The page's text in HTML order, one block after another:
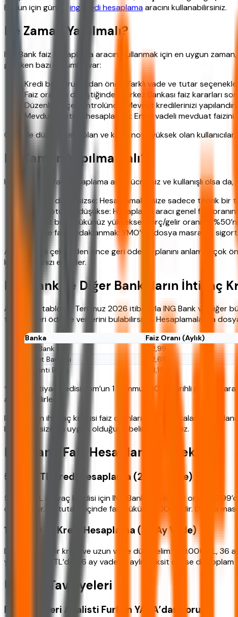
Bunun için güncel ing kredi hesaplamaaracını kullanabilirsiniz.
Ne Zaman Yapılmalı?
ING Bank faiz hesaplama aracını kullanmak için en uygun
gereken bazı durumlar var:
Kredi başvurusundan önce: Farklı vade ve tutar
Faiz oranları değiştiğinde: Merkez Bankası faiz kararları
Düzenli bütçe kontrolünde: Mevcut kredilerinizi
Mevduat getirisi hesaplarken: En iyi vadeli mevduat
Özellikle düzenli geliri olan ve kredi notu yüksek olan
Ne Zaman Yapılmamalı?
Her ne kadar faiz hesaplama aracı ücretsiz ve kullanışlı olsa
Geliriniz düzensizse: Hesaplamalar size sadece teorik
Kredi notunuz düşükse: Hesaplama aracı genel faiz
Mevcut borç yükünüz yüksekse: Borç/gelir oranınız
Sadece faize odaklanmak: YMO’yu, dosya masrafını,
Ancak kredi çekmeden önce geri ödeme planını anlamak çok
karşılaşmanızı engeller.
ING Bank ve Diğer Bankaların İhtiyaç
Aşağıdaki tabloda, Temmuz 2026 itibarıyla ING Bank ve diğer
toplam geri ödeme verilerini bulabilirsiniz. Hesaplamalarda
Banka Faiz Oranı (Aylık)
ING Bank
%2,99
Ziraat Bankası
%2,69
Garanti BBVA
%3,19
*Tablo, ihtiyackredisi.com’un 1 Temmuz 2026 tarihli piyasa
anında belirlenir.
ING Bank'ın ihtiyaç kredisi faiz oranları diğer bankalarla
bankanın size en uygun olduğunu belirleyebilirsiniz.
ING Bank Faiz Hesaplama Örnekleri
50.000 TL Kredi Hesaplama (24 Ay Vade)
50.000 TL ihtiyaç kredisi için ING Bank’ın aylık faiz oranı
olmaktadır. Bu tutarın içinde faiz yükü 21.400 TL’dir. Dosya
100.000 TL Kredi Hesaplama (36 Ay Vade)
Daha büyük bir kredi ve uzun vade düşünelim: 100.000 TL, 36
yükü 60.200 TL’dir. 36 ay vade ile aylık taksit düşse de
Uzman Tavsiyeleri
Finansal Veri Analisti Furkan YAKA’dan Yorum: